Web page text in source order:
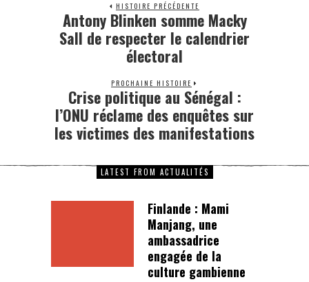
HISTOIRE PRÉCÉDENTE
Antony Blinken somme Macky
Sall de respecter le calendrier
électoral
PROCHAINE HISTOIRE
Crise politique au Sénégal :
l’ONU réclame des enquêtes sur
les victimes des manifestations
LATEST FROM ACTUALITÉS
Finlande : Mami
Manjang, une
ambassadrice
engagée de la
culture gambienne